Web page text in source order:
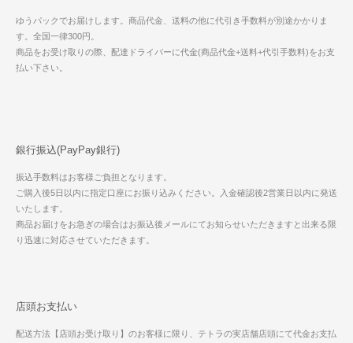
ゆうパックでお届けします。商品代金、送料の他に代引き手数料が別途かかりま
す。全国一律300円。
商品をお受け取りの際、配達ドライバーに代金(商品代金+送料+代引手数料)をお支
払い下さい。
銀行振込(PayPay銀行)
振込手数料はお客様ご負担となります。
ご購入後5日以内に指定口座にお振り込みください。入金確認後2営業日以内に発送
いたします。
商品お届けをお急ぎの場合はお振込後メールにてお知らせいただきますと出来る限
り迅速に対応させていただきます。
店頭お支払い
配送方法【店頭お受け取り】のお客様に限り、テトラの実店舗店頭にて代金お支払